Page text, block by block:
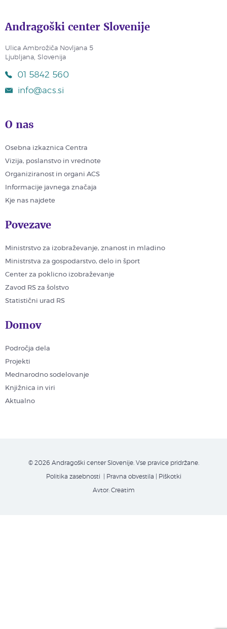
Andragoški center Slovenije
Ulica Ambrožiča Novljana 5
Ljubljana, Slovenija
01 5842 560
info@acs.si
O nas
Osebna izkaznica Centra
Vizija, poslanstvo in vrednote
Organiziranost in organi ACS
Informacije javnega značaja
Kje nas najdete
Povezave
Ministrstvo za izobraževanje, znanost in mladino
Ministrstva za gospodarstvo, delo in šport
Center za poklicno izobraževanje
Zavod RS za šolstvo
Statistični urad RS
Domov
Področja dela
Projekti
Mednarodno sodelovanje
Knjižnica in viri
Aktualno
© 2026 Andragoški center Slovenije. Vse pravice pridržane.
Politika zasebnosti | Pravna obvestila Piškotki
Avtor: Creatim